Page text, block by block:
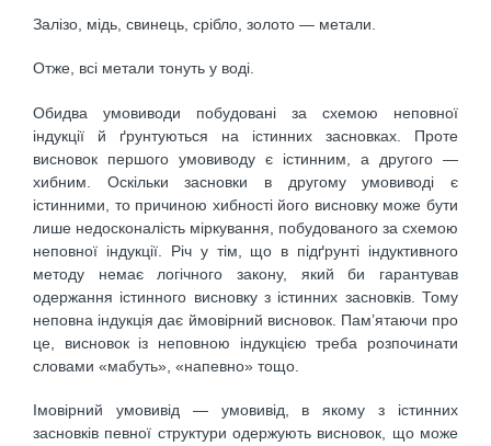
Залізо, мідь, свинець, срібло, золото — метали.
Отже, всі метали тонуть у воді.
Обидва умовиводи побудовані за схемою неповної
індукції й ґрунтуються на істинних засновках. Проте
висновок першого умовиводу є істинним, а другого —
хибним. Оскільки засновки в другому умовиводі є
істинними, то причиною хибності його висновку може бути
лише недосконалість міркування, побудованого за схемою
неповної індукції. Річ у тім, що в підґрунті індуктивного
методу немає логічного закону, який би гарантував
одержання істинного висновку з істинних засновків. Тому
неповна індукція дає ймовірний висновок. Пам’ятаючи про
це, висновок із неповною індукцією треба розпочинати
словами «мабуть», «напевно» тощо.
Імовірний умовивід — умовивід, в якому з істинних
засновків певної структури одержують висновок, що може